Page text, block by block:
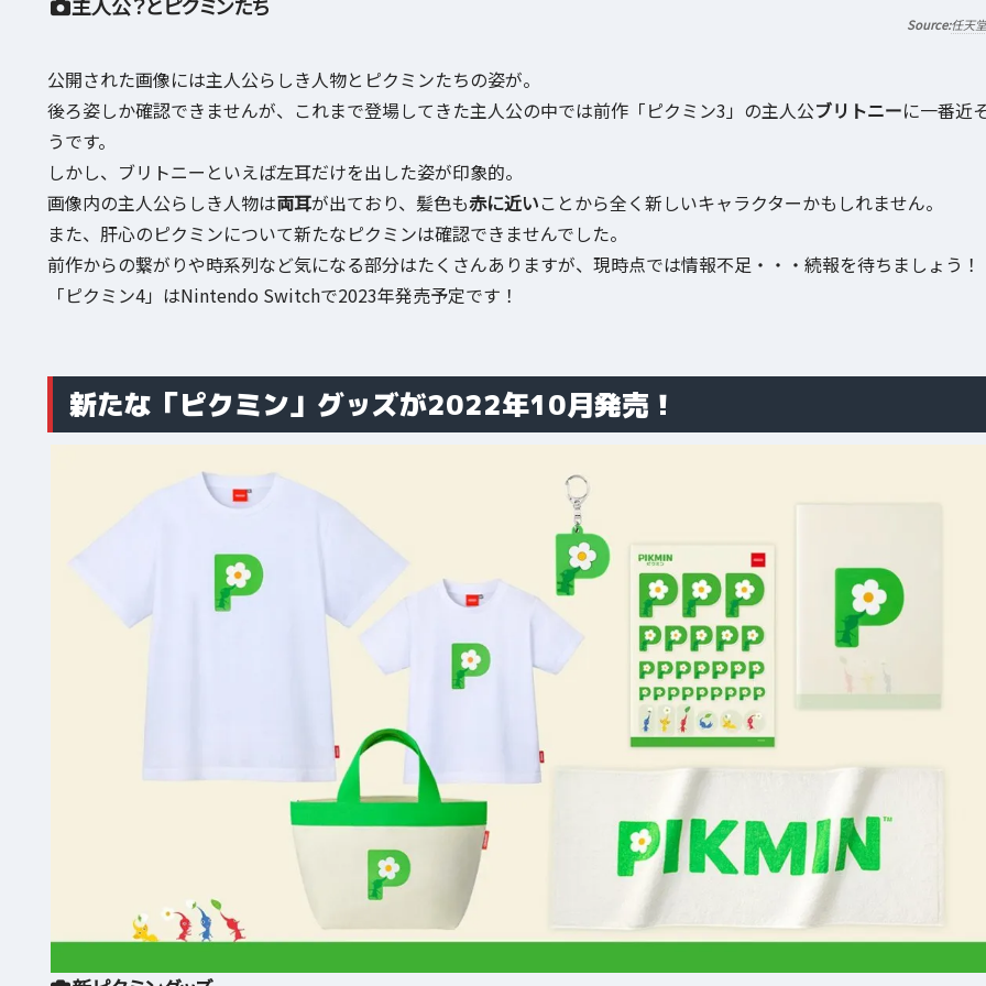
主人公？とピクミンたち
任天堂
公開された画像には主人公らしき人物とピクミンたちの姿が。
後ろ姿しか確認できませんが、これまで登場してきた主人公の中では前作「ピクミン3」の主人公ブリトニーに一番近
うです。
しかし、ブリトニーといえば左耳だけを出した姿が印象的。
画像内の主人公らしき人物は両耳が出ており、髪色も赤に近いことから全く新しいキャラクターかもしれません。
また、肝心のピクミンについて新たなピクミンは確認できませんでした。
前作からの繋がりや時系列など気になる部分はたくさんありますが、現時点では情報不足・・・続報を待ちましょう！
「ピクミン4」はNintendo Switchで2023年発売予定です！
新たな「ピクミン」グッズが2022年10月発売！